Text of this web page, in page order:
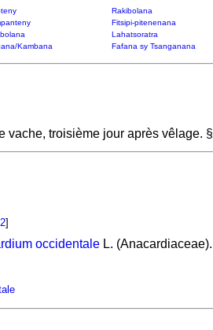
Rakibolana
Fitsipi-pitenenana
Lahatsoratra
Kambana Fafana sy Tsanganana
vache, troisième jour après vêlage. §
]
occidentaleL. (Anacardiaceae).